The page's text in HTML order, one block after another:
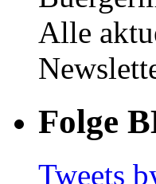
Alle
Folge
Tweets